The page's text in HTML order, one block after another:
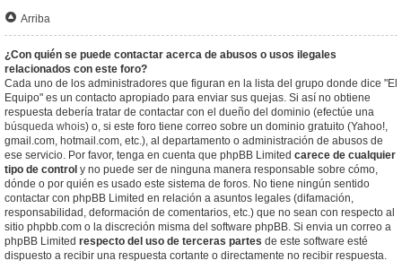
Arriba
¿Con quién se puede contactar acerca de abusos o usos ilegales
relacionados con este foro?
Cada uno de los administradores que figuran en la lista del grupo donde dice "El
Equipo" es un contacto apropiado para enviar sus quejas. Si así no obtiene
respuesta debería tratar de contactar con el dueño del dominio (efectúe una
búsqueda whois) o, si este foro tiene correo sobre un dominio gratuito (Yahoo!,
gmail.com, hotmail.com, etc.), al departamento o administración de abusos de
ese servicio. Por favor, tenga en cuenta que phpBB Limited carece de cualquier
tipo de control y no puede ser de ninguna manera responsable sobre cómo,
dónde o por quién es usado este sistema de foros. No tiene ningún sentido
contactar con phpBB Limited en relación a asuntos legales (difamación,
responsabilidad, deformación de comentarios, etc.) que no sean con respecto al
sitio phpbb.com o la discreción misma del software phpBB. Si envia un correo a
phpBB Limited respecto del uso de terceras partes de este software esté
dispuesto a recibir una respuesta cortante o directamente no recibir respuesta.